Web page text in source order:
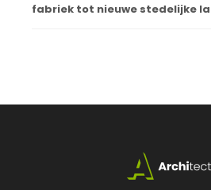
fabriek tot nieuwe stedelijke